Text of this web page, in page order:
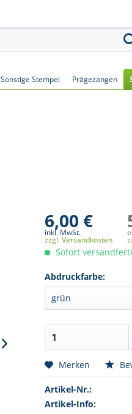
Sonstige Stempel Prägezangen
6,00 €
inkl. MwSt.
zzgl. Versandkosten
Sofort
Abdruckfarbe:
Merken
Artikel-Nr.:
Artikel-Info: